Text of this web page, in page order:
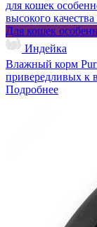
Для кошек
Индейка
Влажный корм
привередливых к
Подробнее